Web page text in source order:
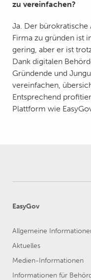
zu vereinfachen?
Ja. Der
Firma zu gründen ist
gering, aber er ist
Dank digitalen
Gründende und
vereinfachen,
Entsprechend
Plattform wie
EasyGov
Allgemeine
Aktuelles
Medien-Informationen
Informationen für